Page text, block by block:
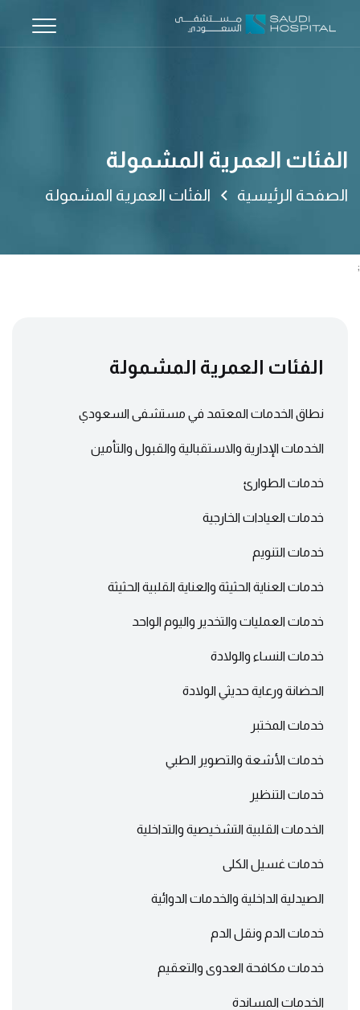
الفئات العمرية المشمولة
الصفحة الرئيسية الفئات العمرية المشمولة
;
الفئات العمرية المشمولة
نطاق الخدمات المعتمد في مستشفى السعودي
الخدمات الإدارية والاستقبالية والقبول والتأمين
خدمات الطوارئ
خدمات العيادات الخارجية
خدمات التنويم
خدمات العناية الحثيثة والعناية القلبية الحثيثة
خدمات العمليات والتخدير واليوم الواحد
خدمات النساء والولادة
الحضانة ورعاية حديثي الولادة
خدمات المختبر
خدمات الأشعة والتصوير الطبي
خدمات التنظير
الخدمات القلبية التشخيصية والتداخلية
خدمات غسيل الكلى
الصيدلية الداخلية والخدمات الدوائية
خدمات الدم ونقل الدم
خدمات مكافحة العدوى والتعقيم
الخدمات المساندة